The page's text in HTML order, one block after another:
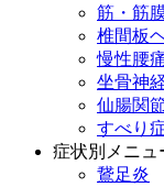
筋・筋
椎間板
慢性腰
坐骨神
仙腸関
すべり
症状別メニュ
鵞足炎